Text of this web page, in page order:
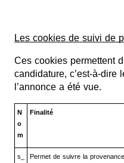
Les cookies de suivi de
Ces cookies permettent
candidature, c’est-à-dire
l’annonce a été vue.
N
o
m
Finalité
s_
Permet de suivre la